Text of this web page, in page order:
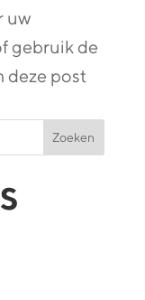
uw
gebruik de
deze post
Zoeken